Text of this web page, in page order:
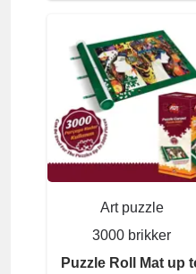
Art puzzle
3000 brikker
Puzzle Roll Mat up